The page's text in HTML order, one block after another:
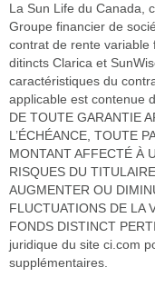
La Sun Life du Canada,
Groupe financier de
contrat de rente variable
ditincts Clarica et
caractéristiques du
applicable est contenue
DE TOUTE GARANTIE
L’ÉCHÉANCE, TOUTE
MONTANT AFFECTÉ À
RISQUES DU
AUGMENTER OU
FLUCTUATIONS DE LA
FONDS DISTINCT
juridique du site ci.com
supplémentaires.